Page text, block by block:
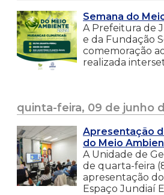
Semana do
A Prefeitura de
e da Fundação
comemoração
realizada
quinta-feira, 09 de junho
Apresentação
do Meio
A Unidade de
de quarta-feira
apresentação
Espaço Jundiaí